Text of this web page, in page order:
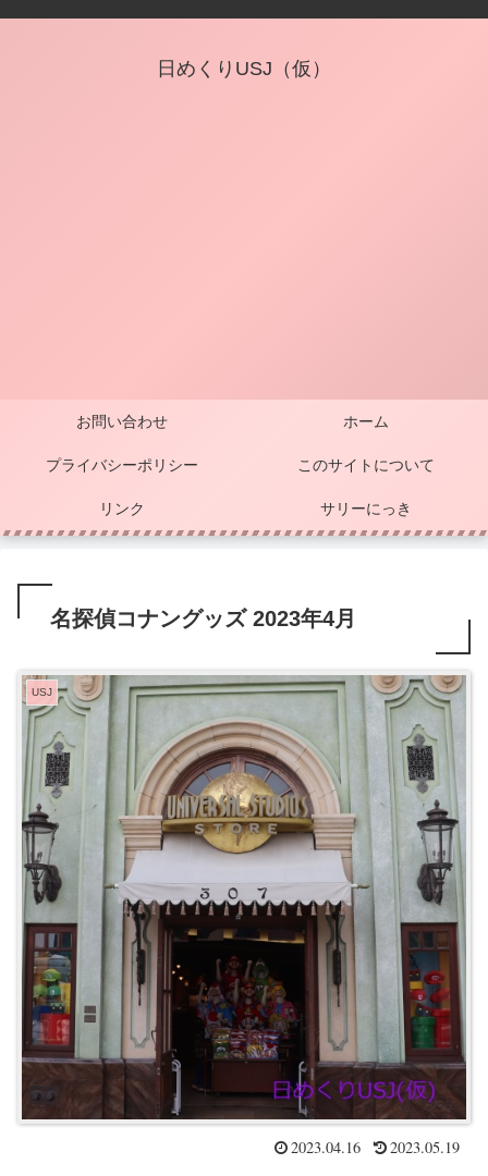
日めくりUSJ（仮）
お問い合わせ ホーム
プライバシーポリシー このサイトについて
リンク サリーにっき
名探偵コナングッズ 2023年4月
USJ
2023.04.16 2023.05.19